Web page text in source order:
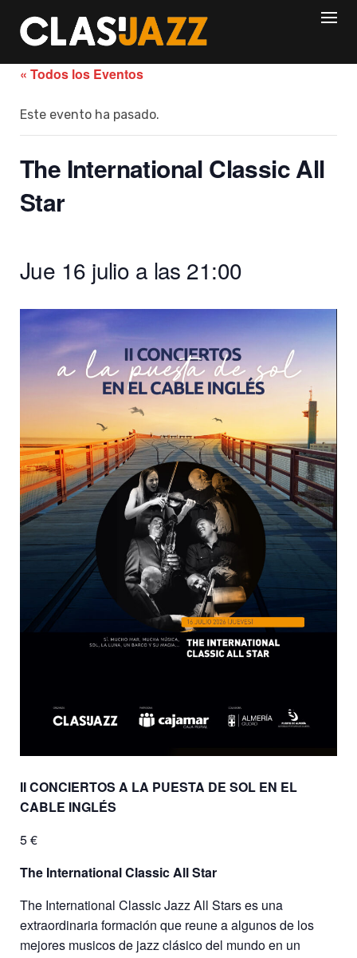
content
« Todos los Eventos
Este evento ha pasado.
The International Classic All
Star
Jue 16 julio a las 21:00
II CONCIERTOS A LA PUESTA DE SOL EN EL
CABLE INGLÉS
5 €
The International Classic All Star
The International Classic Jazz All Stars es una
extraordinaria formación que reune a algunos de los
mejores musicos de jazz clásico del mundo en un